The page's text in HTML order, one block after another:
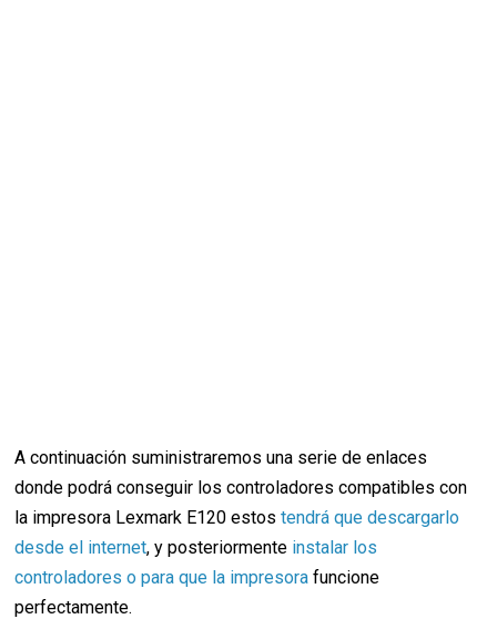
A continuación suministraremos una serie de enlaces
donde podrá conseguir los controladores compatibles con
la impresora Lexmark E120 estostendrá que descargarlo
desde el internet, y posteriormente instalar los
controladores o para que la impresora funcione
perfectamente.